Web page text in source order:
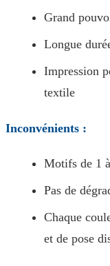
Grand
Longue
Impression
textile
Inconvénients :
Motifs de 1
Pas de
Chaque
et de pose